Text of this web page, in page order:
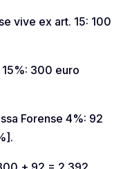
vive ex art. 15: 100
300 euro
Forense 4%: 92